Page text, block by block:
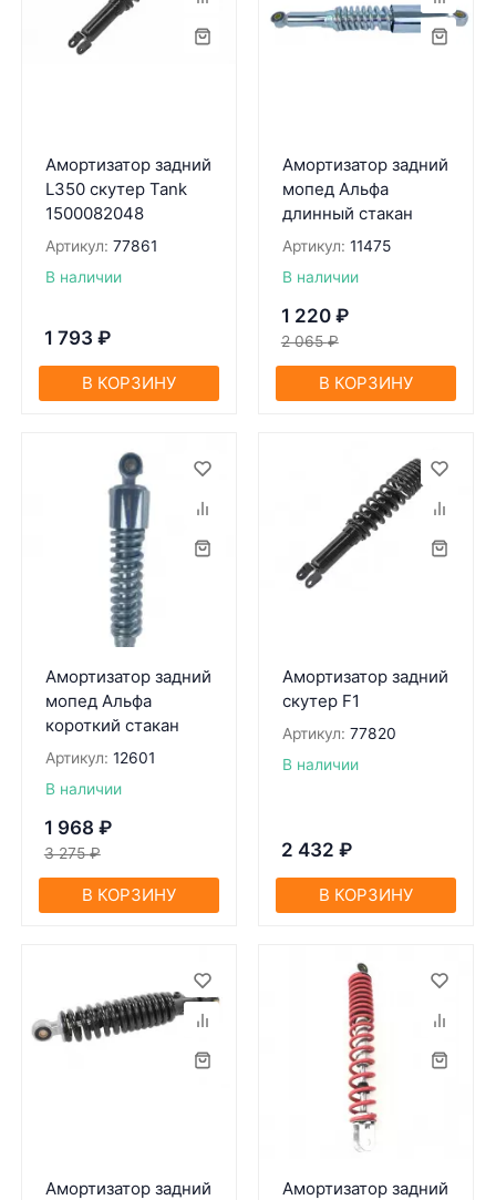
Амортизатор задний
L350 скутер Tank
1500082048
Артикул: 77861
В наличии
1 793 ₽
В КОРЗИНУ
Амортизатор задний
мопед Альфа
длинный стакан
Артикул: 11475
В наличии
1 220 ₽
2 065 ₽
В КОРЗИНУ
Амортизатор задний
мопед Альфа
короткий стакан
Артикул: 12601
В наличии
1 968 ₽
3 275 ₽
В КОРЗИНУ
Амортизатор задний
скутер F1
Артикул: 77820
В наличии
2 432 ₽
В КОРЗИНУ
Амортизатор задний
Амортизатор задний